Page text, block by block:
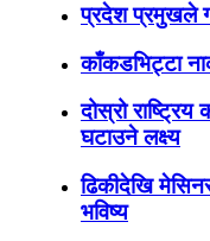
प्रदेश प्रमुखले
काँकडभिट्टा
दोस्रो
घटाउने लक्ष्य
ढिकीदेखि
भविष्य